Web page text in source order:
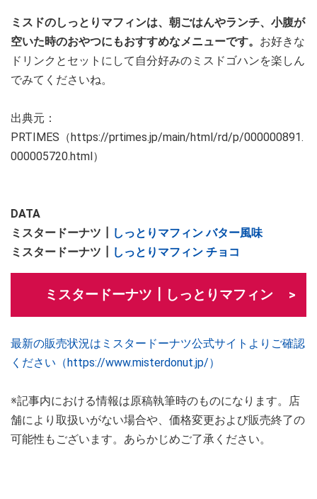
ミスドのしっとりマフィンは、朝ごはんやランチ、小腹が
空いた時のおやつにもおすすめなメニューです。 お好きな
ドリンクとセットにして自分好みのミスドゴハンを楽しん
でみてくださいね。
出典元：
PRTIMES（https://prtimes.jp/main/html/rd/p/000000891.
000005720.html）
DATA
ミスタードーナツ┃
しっとりマフィン バター風味
ミスタードーナツ┃
しっとりマフィン チョコ
ミスタードーナツ┃しっとりマフィン
最新の販売状況はミスタードーナツ公式サイトよりご確認
ください（https://www.misterdonut.jp/）
※記事内における情報は原稿執筆時のものになります。店
舗により取扱いがない場合や、価格変更および販売終了の
可能性もございます。あらかじめご了承ください。